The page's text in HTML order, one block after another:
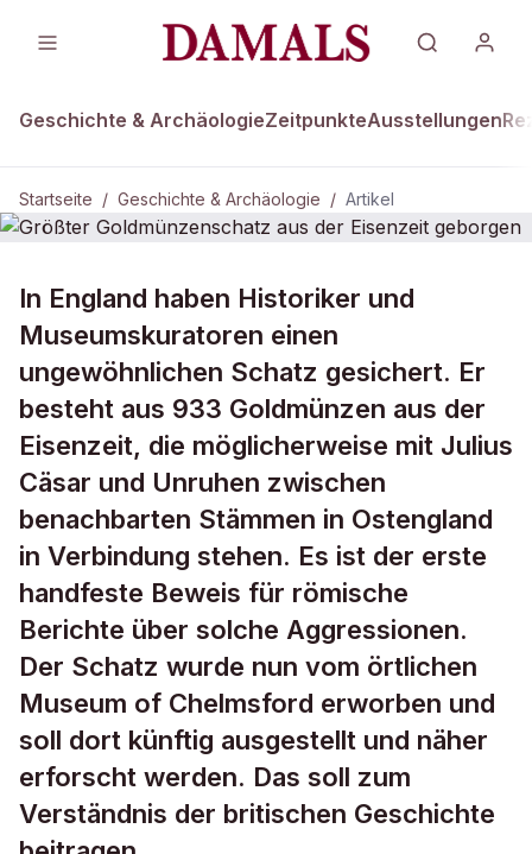
Geschichte & ArchäologieZeitpunkteAusstellungen
Startseite / Geschichte & Archäologie / Artikel
Größter Goldmünzenschatz aus der
Eisenzeit geborgen
In England haben Historiker und
Museumskuratoren einen
ungewöhnlichen Schatz gesichert. Er
besteht aus 933 Goldmünzen aus der
Eisenzeit, die möglicherweise mit Julius
Cäsar und Unruhen zwischen
benachbarten Stämmen in Ostengland
in Verbindung stehen. Es ist der erste
handfeste Beweis für römische
Berichte über solche Aggressionen.
Der Schatz wurde nun vom örtlichen
Museum of Chelmsford erworben und
soll dort künftig ausgestellt und näher
erforscht werden. Das soll zum
Verständnis der britischen Geschichte